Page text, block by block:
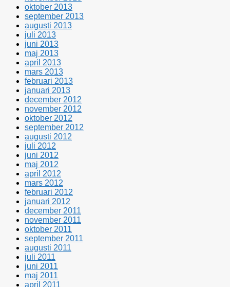
oktober 2013
september 2013
augusti 2013
juli 2013
juni 2013
maj 2013
april 2013
mars 2013
februari 2013
januari 2013
december 2012
november 2012
oktober 2012
september 2012
augusti 2012
juli 2012
juni 2012
maj 2012
april 2012
mars 2012
februari 2012
januari 2012
december 2011
november 2011
oktober 2011
september 2011
augusti 2011
juli 2011
juni 2011
maj 2011
april 2011